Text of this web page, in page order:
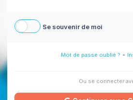
Se souvenir de moi
Mot de passe oublié ? -
Ou se connecter